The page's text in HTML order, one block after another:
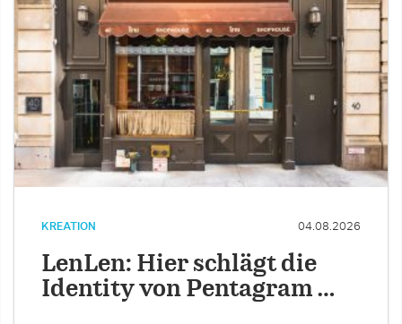
KREATION 04.08.2026
LenLen: Hier schlägt die
Identity von Pentagram …